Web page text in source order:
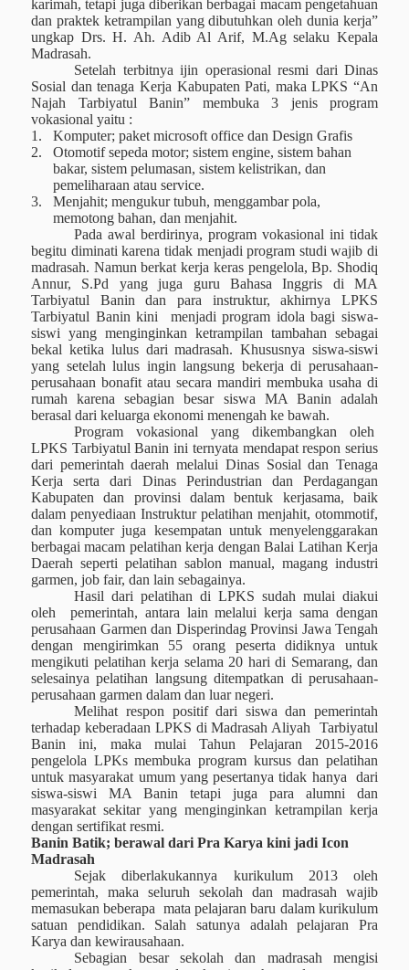
karimah, tetapi juga diberikan berbagai macam pengetahuan
dan praktek ketrampilan yang dibutuhkan oleh dunia kerja”
ungkap Drs. H. Ah. Adib Al Arif, M.Ag selaku Kepala
Madrasah.
Setelah terbitnya ijin operasional resmi dari Dinas
Sosial dan tenaga Kerja Kabupaten Pati, maka LPKS “An
Najah Tarbiyatul Banin” membuka 3 jenis program
vokasional yaitu :
1.
Komputer; paket microsoft office dan Design Grafis
2.
Otomotif sepeda motor; sistem engine, sistem bahan
bakar, sistem pelumasan, sistem kelistrikan, dan
pemeliharaan atau service.
3.
Menjahit; mengukur tubuh, menggambar pola,
memotong bahan, dan menjahit.
Pada awal berdirinya, program vokasional ini tidak
begitu diminati karena tidak menjadi program studi wajib di
madrasah. Namun berkat kerja keras pengelola, Bp. Shodiq
Annur, S.Pd yang juga guru Bahasa Inggris di MA
Tarbiyatul Banin dan para instruktur, akhirnya LPKS
Tarbiyatul Banin kini
menjadi program idola bagi siswa-
siswi yang menginginkan ketrampilan tambahan sebagai
bekal ketika lulus dari madrasah. Khususnya siswa-siswi
yang setelah lulus ingin langsung bekerja di perusahaan-
perusahaan bonafit atau secara mandiri membuka usaha di
rumah karena sebagian besar siswa MA Banin adalah
berasal dari keluarga ekonomi menengah ke bawah.
Program vokasional yang dikembangkan oleh
LPKS Tarbiyatul Banin ini ternyata mendapat respon serius
dari pemerintah daerah melalui Dinas Sosial dan Tenaga
Kerja serta dari Dinas Perindustrian dan Perdagangan
Kabupaten dan provinsi dalam bentuk kerjasama, baik
dalam penyediaan Instruktur pelatihan menjahit, otommotif,
dan komputer juga kesempatan untuk menyelenggarakan
berbagai macam pelatihan kerja dengan Balai Latihan Kerja
Daerah seperti pelatihan sablon manual, magang industri
garmen, job fair, dan lain sebagainya.
Hasil dari pelatihan di LPKS sudah mulai diakui
oleh
pemerintah, antara lain melalui kerja sama dengan
perusahaan Garmen dan Disperindag Provinsi Jawa Tengah
dengan mengirimkan 55 orang peserta didiknya untuk
mengikuti pelatihan kerja selama 20 hari di Semarang, dan
selesainya pelatihan langsung ditempatkan di perusahaan-
perusahaan garmen dalam dan luar negeri.
Melihat respon positif dari siswa dan pemerintah
terhadap keberadaan LPKS di Madrasah Aliyah
Tarbiyatul
Banin ini, maka mulai Tahun Pelajaran 2015-2016
pengelola LPKs membuka program kursus dan pelatihan
untuk masyarakat umum yang pesertanya tidak hanya
dari
siswa-siswi MA Banin tetapi juga para alumni dan
masyarakat sekitar yang menginginkan ketrampilan kerja
dengan sertifikat resmi.
Banin Batik; berawal dari Pra Karya kini jadi Icon
Madrasah
Sejak diberlakukannya kurikulum 2013 oleh
pemerintah, maka seluruh sekolah dan madrasah wajib
memasukan beberapa mata pelajaran baru dalam kurikulum
satuan pendidikan. Salah satunya adalah pelajaran Pra
Karya dan kewirausahaan.
Sebagian besar sekolah dan madrasah mengisi